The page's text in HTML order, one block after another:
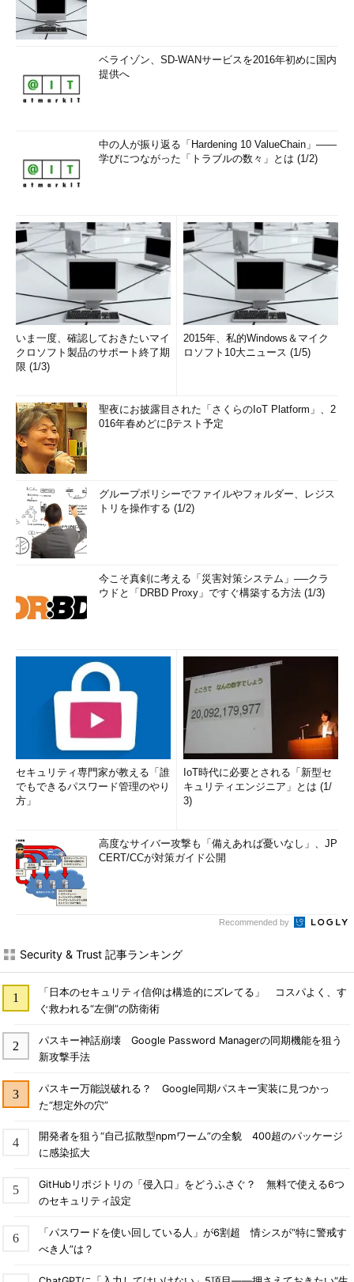
ベライゾン、SD-WANサービスを2016年初めに国内
提供へ
中の人が振り返る「Hardening 10 ValueChain」――
学びにつながった「トラブルの数々」とは (1/2)
いま一度、確認しておきたいマイ
クロソフト製品のサポート終了期
限 (1/3)
2015年、私的Windows＆マイク
ロソフト10大ニュース (1/5)
聖夜にお披露目された「さくらのIoT Platform」、2
016年春めどにβテスト予定
グループポリシーでファイルやフォルダー、レジス
トリを操作する (1/2)
今こそ真剣に考える「災害対策システム」──クラ
ウドと「DRBD Proxy」ですぐ構築する方法 (1/3)
セキュリティ専門家が教える「誰
でもできるパスワード管理のやり
方」
IoT時代に必要とされる「新型セ
キュリティエンジニア」とは (1/
3)
高度なサイバー攻撃も「備えあれば憂いなし」、JP
CERT/CCが対策ガイド公開
Recommended by
Security & Trust 記事ランキング
「日本のセキュリティ信仰は構造的にズレてる」 コスパよく、す
ぐ救われる“左側”の防衛術
パスキー神話崩壊 Google Password Managerの同期機能を狙う
新攻撃手法
パスキー万能説破れる？ Google同期パスキー実装に見つかっ
た“想定外の穴”
開発者を狙う“自己拡散型npmワーム”の全貌 400超のパッケージ
に感染拡大
GitHubリポジトリの「侵入口」をどうふさぐ？ 無料で使える6つ
のセキュリティ設定
「パスワードを使い回している人」が6割超 情シスが“特に警戒す
べき人”は？